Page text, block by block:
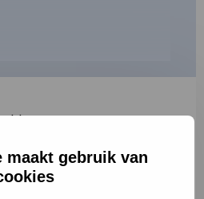
maakt gebruik van
aan
2